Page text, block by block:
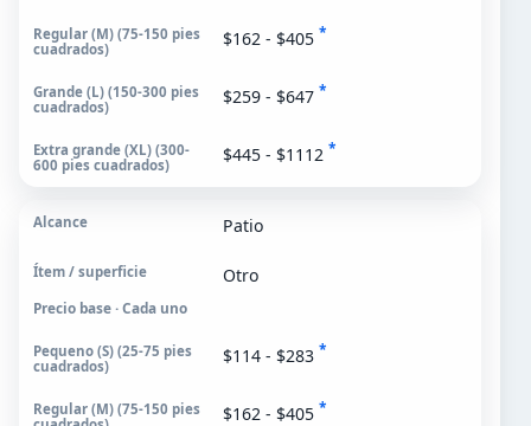
$162 - $405 *
$259 - $647 *
$445 - $1112 *
Patio
Otro
Precio base · Cada uno
$114 - $283 *
$162 - $405 *